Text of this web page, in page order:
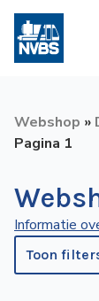
Op de Rails
Afdelingen
Excursies
Webshop »
Pagina 1
Informatie
Toon